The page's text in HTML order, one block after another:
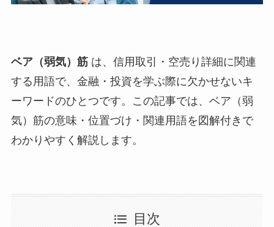
ベア（弱気）筋は、信用取引・空売り詳細に関連
する用語で、金融・投資を学ぶ際に欠かせないキ
ーワードのひとつです。この記事では、ベア（弱
気）筋の意味・位置づけ・関連用語を図解付きで
わかりやすく解説します。
目次